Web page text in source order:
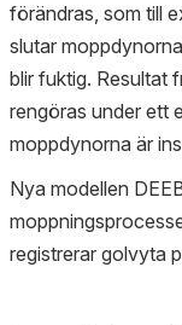
förändras, som till
slutar
blir fuktig. Resultat
rengöras under ett
moppdynorna är
Nya modellen
registrerar golvyta